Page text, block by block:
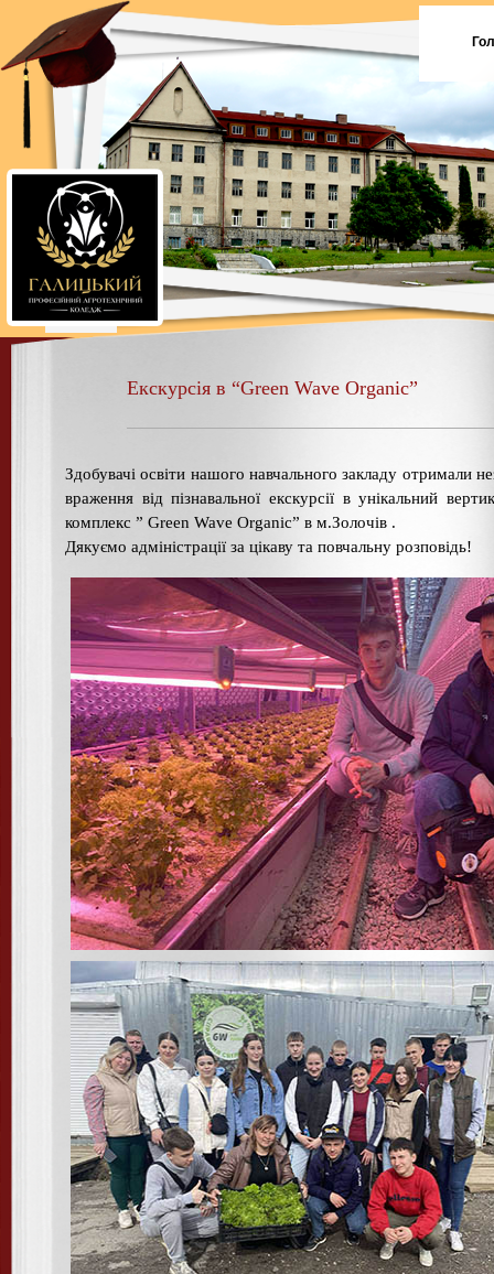
Екскурсія в “Green Wave Organic”
Здобувачі освіти нашого навчального закладу отримали
враження від пізнавальної екскурсії в унікальний
комплекс ” Green Wave Organic” в м.Золочів .
Дякуємо адміністрації за цікаву та повчальну розповідь!